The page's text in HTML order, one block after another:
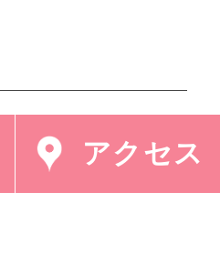
アクセス
(土)、6月1…」 >